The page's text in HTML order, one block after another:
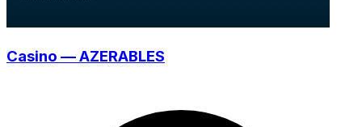
Casino — AZERABLES